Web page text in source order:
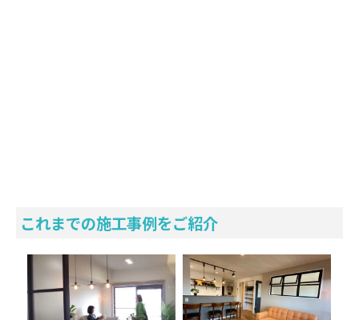
これまでの施工事例をご紹介